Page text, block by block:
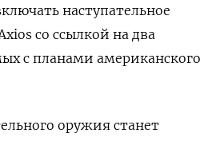
наступательное
со ссылкой на два
с планами американского
оружия станет